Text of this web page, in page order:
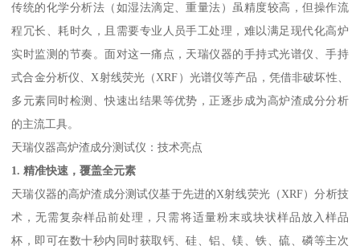
传统的化学分析法（如湿法滴定、重量法）虽精度较高，但操作流
程冗长、耗时久，且需要专业人员手工处理，难以满足现代化高炉
实时监测的节奏。面对这一痛点，天瑞仪器的手持式光谱仪、手持
式合金分析仪、X射线荧光（XRF）光谱仪等产品，凭借非破坏性、
多元素同时检测、快速出结果等优势，正逐步成为高炉渣成分分析
的主流工具。
天瑞仪器高炉渣成分测试仪：技术亮点
1. 精准快速，覆盖全元素
天瑞仪器的高炉渣成分测试仪基于先进的X射线荧光（XRF）分析技
术，无需复杂样品前处理，只需将适量粉末或块状样品放入样品
杯，即可在数十秒内同时获取钙、硅、铝、镁、铁、硫、磷等主次